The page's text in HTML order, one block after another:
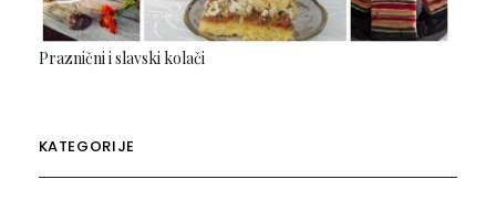
Praznični i slavski kolači
KATEGORIJE